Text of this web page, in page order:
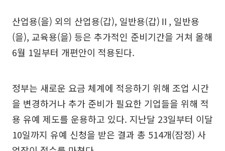
산업용(을) 외의 산업용(갑), 일반용(갑)Ⅱ, 일반용
(을), 교육용(을) 등은 추가적인 준비기간을 거쳐 올해
6월 1일부터 개편안이 적용된다.
정부는 새로운 요금 체계에 적응하기 위해 조업 시간
을 변경하거나 추가 준비가 필요한 기업들을 위해 적
용 유예 제도를 운용하고 있다. 지난달 23일부터 이달
10일까지 유예 신청을 받은 결과 총 514개(잠정) 사